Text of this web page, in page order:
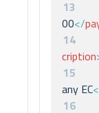
13
00</
14
cription
15
any EC
16